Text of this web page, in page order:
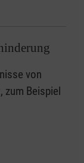
von
zum Beispiel